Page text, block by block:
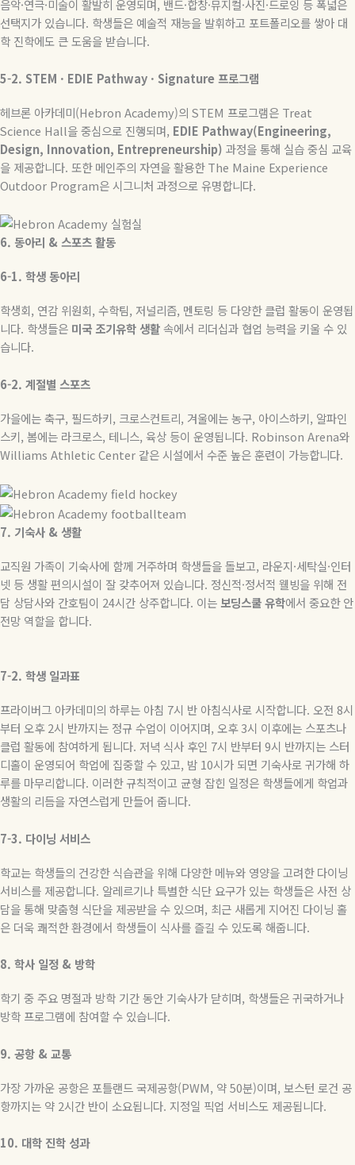
음악·연극·미술이 활발히 운영되며, 밴드·합창·뮤지컬·사진·드로잉 등 폭넓은
선택지가 있습니다. 학생들은 예술적 재능을 발휘하고 포트폴리오를 쌓아 대
학 진학에도 큰 도움을 받습니다.
5-2. STEM · EDIE Pathway · Signature 프로그램
헤브론 아카데미(Hebron Academy)의 STEM 프로그램은 Treat
Science Hall을중심으로 진행되며, EDIE Pathway(Engineering,
Design, Innovation, Entrepreneurship) 과정을통해 실습중심 교육
을 제공합니다. 또한 메인주의 자연을활용한The Maine Experience
Outdoor Program은시그니처 과정으로 유명합니다.
6. 동아리 &스포츠활동
6-1. 학생 동아리
학생회, 연감 위원회, 수학팀, 저널리즘, 멘토링 등 다양한 클럽 활동이 운영됩
니다. 학생들은 미국 조기유학생활속에서 리더십과 협업 능력을 키울 수 있
습니다.
6-2. 계절별 스포츠
가을에는축구, 필드하키, 크로스컨트리, 겨울에는농구, 아이스하키, 알파인
스키, 봄에는 라크로스, 테니스, 육상 등이 운영됩니다. Robinson Arena와
Williams Athletic Center 같은시설에서 수준높은 훈련이 가능합니다.
7. 기숙사 &생활
교직원 가족이 기숙사에 함께 거주하며 학생들을 돌보고, 라운지·세탁실·인터
넷 등 생활 편의시설이 잘 갖추어져 있습니다. 정신적·정서적 웰빙을 위해 전
담 상담사와 간호팀이 24시간 상주합니다. 이는 보딩스쿨유학에서 중요한 안
전망 역할을 합니다.
7-2. 학생 일과표
프라이버그 아카데미의 하루는 아침 7시 반 아침식사로 시작합니다. 오전 8시
부터 오후2시 반까지는 정규 수업이 이어지며, 오후3시 이후에는 스포츠나
클럽 활동에 참여하게 됩니다. 저녁 식사 후인 7시 반부터 9시 반까지는 스터
디홀이 운영되어 학업에 집중할 수 있고, 밤 10시가 되면 기숙사로 귀가해 하
루를 마무리합니다. 이러한 규칙적이고 균형 잡힌 일정은 학생들에게 학업과
생활의 리듬을 자연스럽게 만들어 줍니다.
7-3. 다이닝 서비스
학교는 학생들의 건강한 식습관을 위해 다양한 메뉴와 영양을 고려한 다이닝
서비스를 제공합니다. 알레르기나 특별한 식단 요구가 있는 학생들은 사전 상
담을 통해 맞춤형 식단을 제공받을 수 있으며, 최근 새롭게 지어진 다이닝 홀
은 더욱 쾌적한 환경에서 학생들이 식사를 즐길 수 있도록 해줍니다.
8. 학사 일정 & 방학
학기 중 주요 명절과 방학 기간 동안 기숙사가 닫히며, 학생들은 귀국하거나
방학 프로그램에 참여할 수 있습니다.
9. 공항 &교통
가장 가까운 공항은 포틀랜드 국제공항(PWM, 약50분)이며, 보스턴 로건 공
항까지는 약 2시간 반이 소요됩니다. 지정일 픽업 서비스도 제공됩니다.
10. 대학 진학 성과